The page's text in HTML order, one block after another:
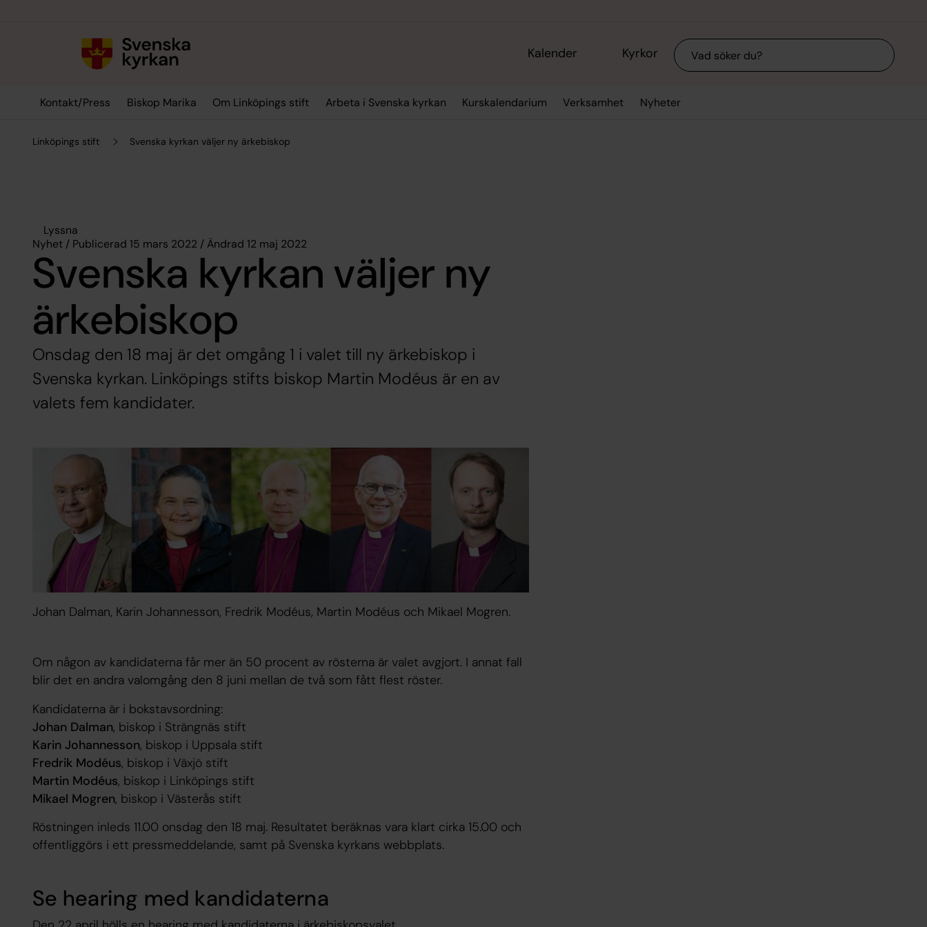
Kalender Kyrkor Sök
Kontakt/Press Biskop Marika Om Linköpings stift Arbeta i Svenska kyrkan Kurskalendarium Verksamhet Nyheter
Linköpings stift Svenska kyrkan väljer ny ärkebiskop
Lyssna
Nyhet / Publicerad 15 mars 2022 / Ändrad 12 maj 2022
Svenska kyrkan väljer ny
ärkebiskop
Onsdag den 18 maj är det omgång 1 i valet till ny ärkebiskop i
Svenska kyrkan. Linköpings stifts biskop Martin Modéus är en av
valets fem kandidater.
Johan Dalman, Karin Johannesson, Fredrik Modéus, Martin Modéus och Mikael Mogren.
Om någon av kandidaterna får mer än 50 procent av rösterna är valet avgjort. I annat fall
blir det en andra valomgång den 8 juni mellan de två som fått flest röster.
Kandidaterna är i bokstavsordning:
Johan Dalman, biskop i Strängnäs stift
Karin Johannesson, biskop i Uppsala stift
Fredrik Modéus, biskop i Växjö stift
Martin Modéus, biskop i Linköpings stift
Mikael Mogren, biskop i Västerås stift
Röstningen inleds 11.00 onsdag den 18 maj. Resultatet beräknas vara klart cirka 15.00 och
offentliggörs i ett pressmeddelande, samt på Svenska kyrkans webbplats.
Se hearing med kandidaterna